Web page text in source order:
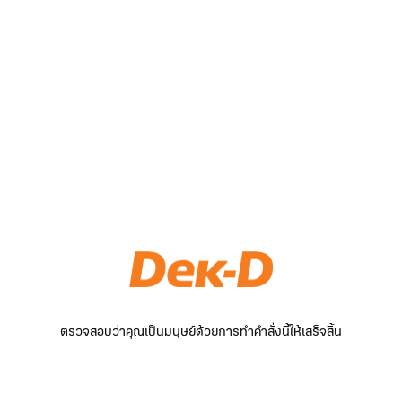
ตรวจสอบว่าคุณเป็นมนุษย์ด้วยการทำคำสั่งนี้ให้เสร็จสิ้น